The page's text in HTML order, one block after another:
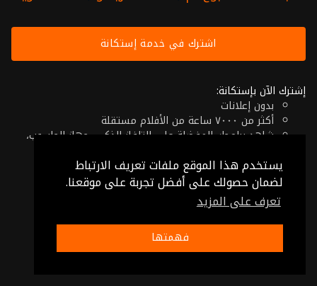
يستخدم هذا الموقع ملفات تعريف الارتباط
لضمان حصولك على أفضل تجربة على موقعنا.
تعرف على المزيد
فهمتها
اشترك في خدمة إستكانة
إشترك الآن بإستكانة:
بدون إعلانات
أكثر من ٧٠٠٠ ساعة من الأفلام مستقلة
شاهد برامجك المفضلة على التلفاز الذكي، جهاز الحاسوب،
إلغاء في أي وقت
فقط $7.99 شهريا أو $59.99 سنويا
شروط الإستخدام-